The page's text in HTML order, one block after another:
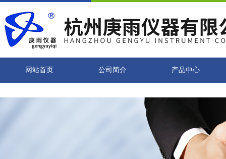
网站首页 公司简介 产品中心